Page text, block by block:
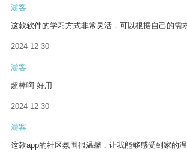
游客
这款软件的学习方式非常灵活，可以根据自己的需
2024-12-30
游客
超棒啊 好用
2024-12-30
游客
这款app的社区氛围很温馨，让我能够感受到家的温